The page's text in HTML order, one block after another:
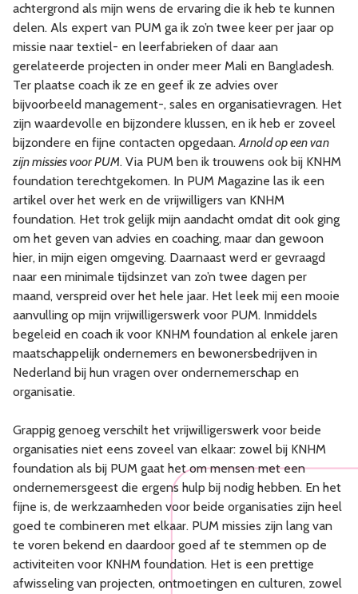
achtergrond als mijn wens de ervaring die ik heb te kunnen
delen. Als expert van PUM ga ik zo’n twee keer per jaar op
missie naar textiel- en leerfabrieken of daar aan
gerelateerde projecten in onder meer Mali en Bangladesh.
Ter plaatse coach ik ze en geef ik ze advies over
bijvoorbeeld management-, sales en organisatievragen. Het
zijn waardevolle en bijzondere klussen, en ik heb er zoveel
bijzondere en fijne contacten opgedaan.Arnold op een van
zijn missies voor PUM. Via PUM ben ik trouwens ook bij KNHM
foundation terechtgekomen. In PUM Magazine las ik een
artikel over het werk en de vrijwilligers van KNHM
foundation. Het trok gelijk mijn aandacht omdat dit ook ging
om het geven van advies en coaching, maar dan gewoon
hier, in mijn eigen omgeving. Daarnaast werd er gevraagd
naar een minimale tijdsinzet van zo’n twee dagen per
maand, verspreid over het hele jaar. Het leek mij een mooie
aanvulling op mijn vrijwilligerswerk voor PUM. Inmiddels
begeleid en coach ik voor KNHM foundation al enkele jaren
maatschappelijk ondernemers en bewonersbedrijven in
Nederland bij hun vragen over ondernemerschap en
organisatie.
Grappig genoeg verschilt het vrijwilligerswerk voor beide
organisaties niet eens zoveel van elkaar: zowel bij KNHM
foundation als bij PUM gaat het om mensen met een
ondernemersgeest die ergens hulp bij nodig hebben. En het
fijne is, de werkzaamheden voor beide organisaties zijn heel
goed te combineren met elkaar. PUM missies zijn lang van
te voren bekend en daardoor goed af te stemmen op de
activiteiten voor KNHM foundation. Het is een prettige
afwisseling van projecten, ontmoetingen en culturen, zowel